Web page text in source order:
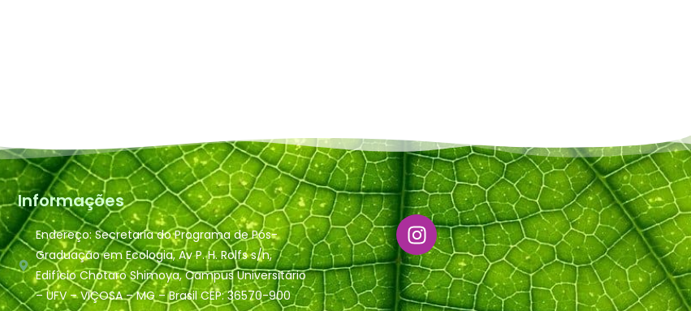
Informações
Endereço: Secretaria do Programa de Pós-
Graduação em Ecologia, Av P. H. Rolfs s/n,
Edifício Chotaro Shimoya, Campus Universitário
– UFV – VIÇOSA – MG – Brasil CEP: 36570-900